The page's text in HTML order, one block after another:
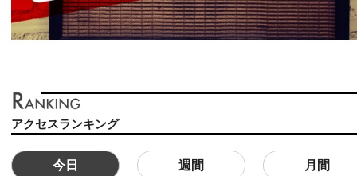
アクセスランキング
今日 週間 月間